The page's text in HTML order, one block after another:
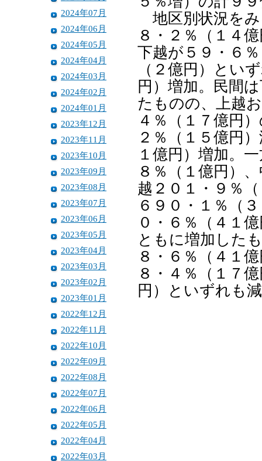
2024年07月
2024年06月
2024年05月
2024年04月
2024年03月
2024年02月
2024年01月
2023年12月
2023年11月
2023年10月
2023年09月
2023年08月
2023年07月
2023年06月
2023年05月
2023年04月
2023年03月
2023年02月
2023年01月
2022年12月
2022年11月
2022年10月
2022年09月
2022年08月
2022年07月
2022年06月
2022年05月
2022年04月
2022年03月
地区別状況をみ
８・２％（１４
下越が５９・６
（２億円）とい
円）増加。民間
たものの、上越
４％（１７億円
２％（１５億円
１億円）増加。
８％（１億円）
越２０１・９％
６９０・１％（
０・６％（４１
ともに増加した
８・６％（４１
８・４％（１７
円）といずれも